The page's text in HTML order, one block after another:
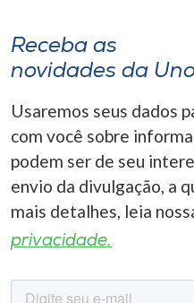
Receba as
novidades da
Usaremos seus dados
com você sobre
podem ser de seu
envio da divulgação, a
mais detalhes, leia
privacidade.